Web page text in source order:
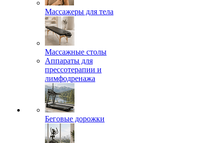
Массажеры для тела
Массажные столы
Аппараты для
прессотерапии и
лимфодренажа
Беговые дорожки